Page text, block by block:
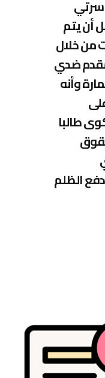
أن يتم
من خلال
ضدي
وأنه
طالبا
الظلم